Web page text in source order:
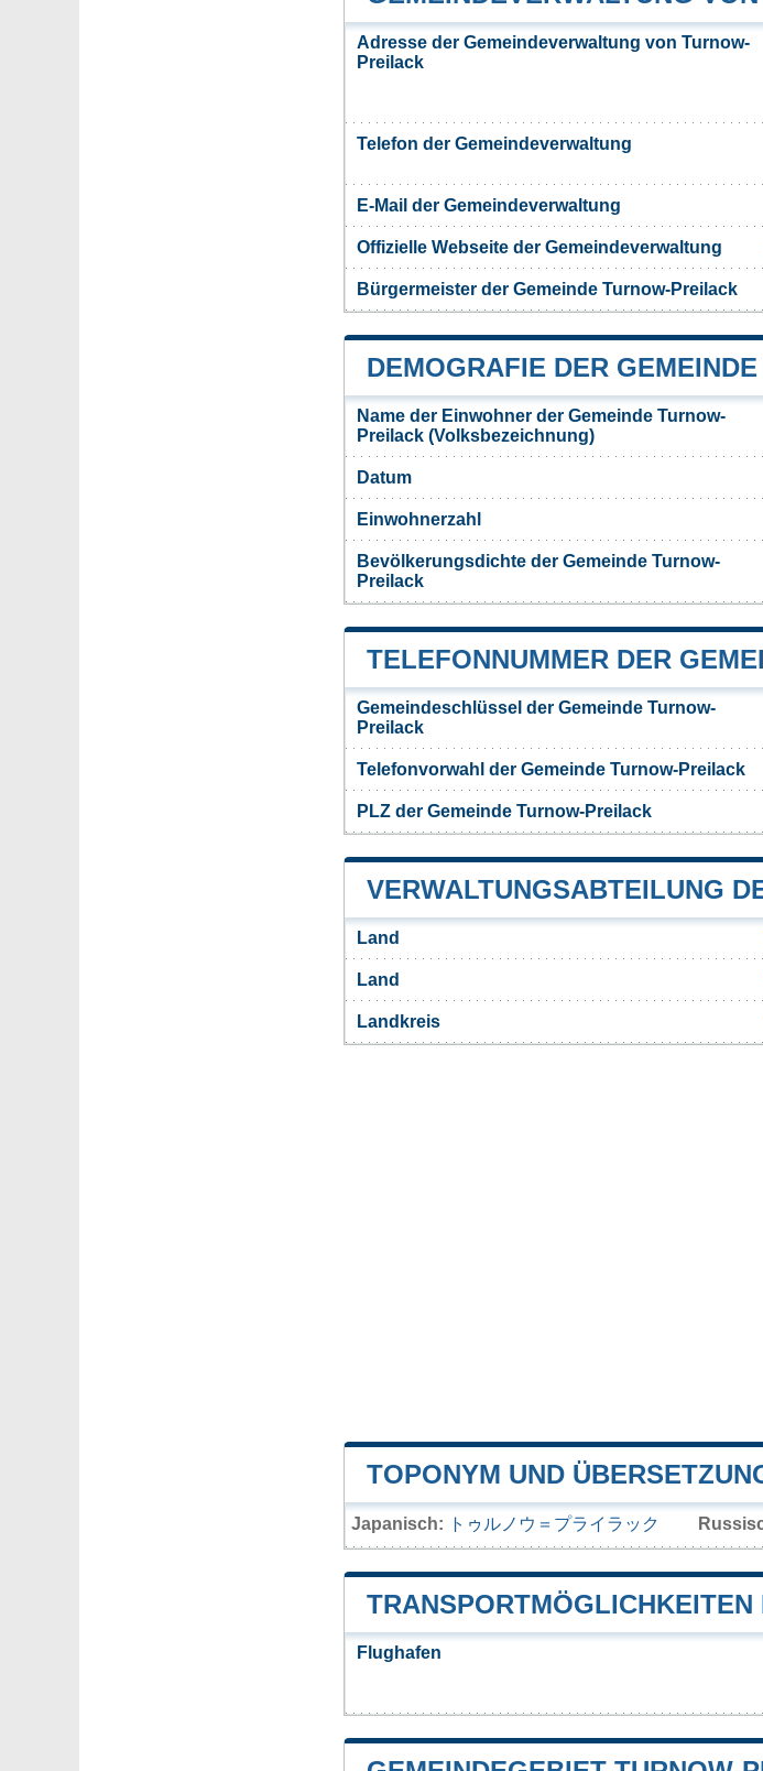
Adresse der Gemeindeverwaltung von Turnow-
Preilack
Telefon der Gemeindeverwaltung
E-Mail der Gemeindeverwaltung
Offizielle Webseite der Gemeindeverwaltung
Bürgermeister der Gemeinde Turnow-Preilack
DEMOGRAFIE DER
Name der Einwohner der Gemeinde Turnow-
Preilack (Volksbezeichnung)
Datum
Einwohnerzahl
Bevölkerungsdichte der Gemeinde Turnow-
Preilack
TELEFONNUMMER DER
Gemeindeschlüssel der Gemeinde Turnow-
Preilack
Telefonvorwahl der Gemeinde Turnow-Preilack
PLZ der Gemeinde Turnow-Preilack
VERWALTUNGSABTEILUNG
Land
Land
Landkreis
TOPONYM UND
Japanisch: トゥルノウ＝プライラック
Flughafen